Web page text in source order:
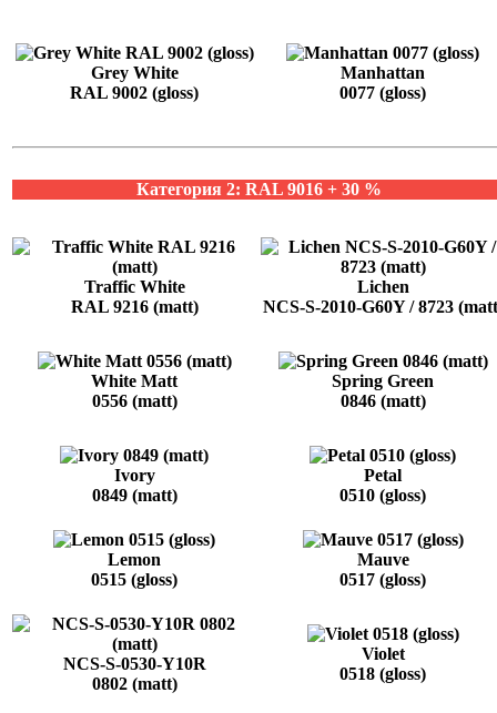
Grey White
RAL 9002 (gloss)
Manhattan
0077 (gloss)
Категория 2: RAL 9016 + 30 %
Traffic White
RAL 9216 (matt)
Lichen
NCS-S-2010-G60Y / 8723
White Matt
0556 (matt)
Spring Green
0846 (matt)
Ivory
0849 (matt)
Petal
0510 (gloss)
Lemon
0515 (gloss)
Mauve
0517 (gloss)
NCS-S-0530-Y10R
0802 (matt)
Violet
0518 (gloss)